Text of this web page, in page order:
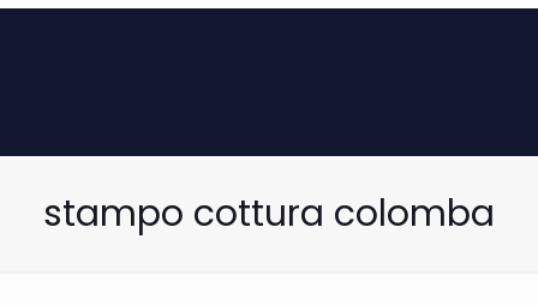
stampo cottura colomba